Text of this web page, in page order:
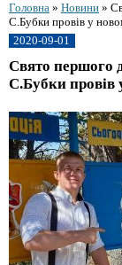
Головна » Новини »
С.Бубки провів у
2020-09-01
Свято першого
С.Бубки провів